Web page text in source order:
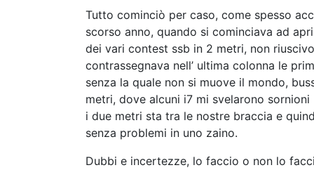
Tutto cominciò per caso, come spesso
scorso anno, quando si cominciava ad
dei vari contest ssb in 2 metri, non
contrassegnava nell’ ultima colonna le
senza la quale non si muove il mondo,
metri, dove alcuni i7 mi svelarono sornioni
i due metri sta tra le nostre braccia e
senza problemi in uno zaino.
Dubbi e incertezze, lo faccio o non lo